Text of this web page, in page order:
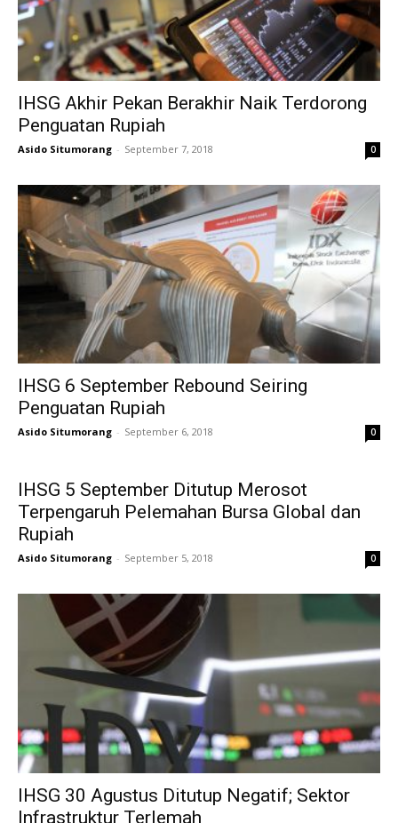
IHSG Akhir Pekan Berakhir Naik Terdorong
Penguatan Rupiah
Asido Situmorang - September 7, 2018 0
IHSG 6 September Rebound Seiring
Penguatan Rupiah
Asido Situmorang - September 6, 2018 0
IHSG 5 September Ditutup Merosot
Terpengaruh Pelemahan Bursa Global dan
Rupiah
Asido Situmorang - September 5, 2018 0
IHSG 30 Agustus Ditutup Negatif; Sektor
Infrastruktur Terlemah